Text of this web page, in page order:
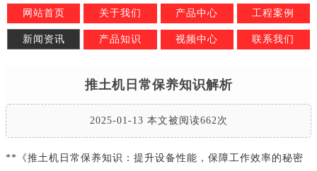
网站首页 关于我们 产品中心 工程案例
新闻资讯 产品知识 视频中心 联系我们
推土机日常保养知识解析
2025-01-13 本文被阅读662次
**《推土机日常保养知识：提升设备性能，保障工作效率的秘密